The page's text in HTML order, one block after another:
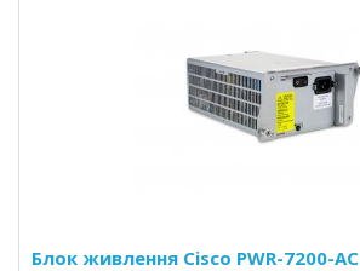
Блок живлення Cisco PWR-7200-AC